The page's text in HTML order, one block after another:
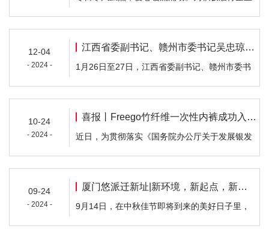
任…
温暖与希望播撒至每一个需要的角落。 12月18
日清晨，悠派党支部党员代表桂志斌、林建立携
手祥文社区志愿者，踏上了传递爱心的旅程。他
12-04
- 2024 -
江西省委副书记、赣州市委书记吴忠琼莅临悠派江西厂区—美度公司视察调研
1月26日至27日，江西省委副书记、赣州市委书
平总书记考察江西重要讲话精神，始终坚持以人
民为中心，统筹发展和安全，持续巩固脱贫攻坚
成果，扎实推进项目建设，努力完成全年经济社
发展，助…
10-24
- 2024 -
喜报丨Freego竹纤维一次性内裤成功入选国家工信部《2024年老年用品产品推广目录》
近日，为贯彻落实《国务院办公厅关于发展银发
意见》有关要求，加大优质老年用品推广力度，
国家工信部组织开展了2024年老年用品产品推广
目录申报工作。经地方和行业组织推荐、专家评
09-24
- 2024 -
厦门悠派迁新址|新环境，新起点，新征程！
9月14日，在中秋佳节即将到来的美好日子里，